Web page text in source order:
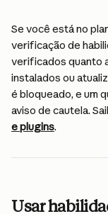
Se você está no
verificação de
verificados quanto
instalados ou
é bloqueado, e um
aviso de cautela.
e plugins.
Usar